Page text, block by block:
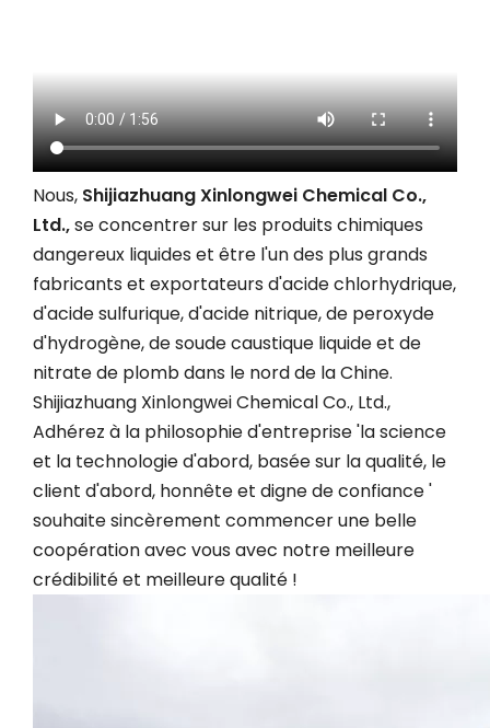
Nous, Shijiazhuang Xinlongwei Chemical Co.,
Ltd.,se concentrer sur les produits chimiques
dangereux liquides et être l'un des plus grands
fabricants et exportateurs d'acide chlorhydrique,
d'acide sulfurique, d'acide nitrique, de peroxyde
d'hydrogène, de soude caustique liquide et de
nitrate de plomb dans le nord de la Chine.
Shijiazhuang Xinlongwei Chemical Co., Ltd.,
Adhérez à la philosophie d'entreprise 'la science
et la technologie d'abord, basée sur la qualité, le
client d'abord, honnête et digne de confiance '
souhaite sincèrement commencer une belle
coopération avec vous avec notre meilleure
crédibilité et meilleure qualité !